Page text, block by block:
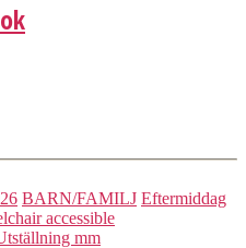
BARN/FAMILJ Eftermiddag
accessible
mm